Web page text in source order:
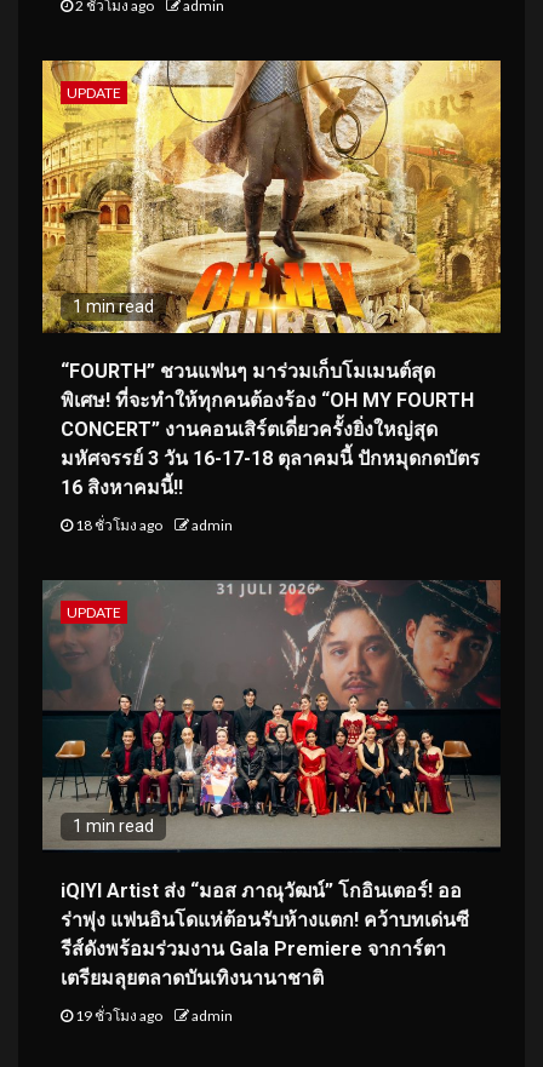
2 ชั่วโมง ago admin
UPDATE
1 min read
“FOURTH” ชวนแฟนๆ มาร่วมเก็บโมเมนต์สุด
พิเศษ! ที่จะทำให้ทุกคนต้องร้อง “OH MY FOURTH
CONCERT” งานคอนเสิร์ตเดี่ยวครั้งยิ่งใหญ่สุด
มหัศจรรย์ 3 วัน 16-17-18 ตุลาคมนี้ ปักหมุดกดบัตร
16 สิงหาคมนี้!!
18 ชั่วโมง ago admin
UPDATE
1 min read
iQIYI Artist ส่ง “มอส ภาณุวัฒน์” โกอินเตอร์! ออ
ร่าพุ่ง แฟนอินโดแห่ต้อนรับห้างแตก! คว้าบทเด่นซี
รีส์ดังพร้อมร่วมงาน Gala Premiere จาการ์ตา
เตรียมลุยตลาดบันเทิงนานาชาติ
19 ชั่วโมง ago admin